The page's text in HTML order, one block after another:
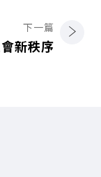
下一篇
新秩序